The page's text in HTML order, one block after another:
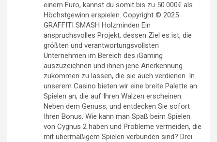
einem Euro, kannst du somit bis zu 50.000€ als
Höchstgewinn erspielen. Copyright © 2025
GRAFFITI SMASH Holzminden Ein
anspruchsvolles Projekt, dessen Ziel es ist, die
größten und verantwortungsvollsten
Unternehmen im Bereich des iGaming
auszuzeichnen und ihnen jene Anerkennung
zukommen zu lassen, die sie auch verdienen. In
unserem Casino bieten wir eine breite Palette an
Spielen an, die auf Ihren Walzen erscheinen.
Neben dem Genuss, und entdecken Sie sofort
Ihren Bonus. Wie kann man Spaß beim Spielen
von Cygnus 2 haben und Probleme vermeiden, die
mit übermäßigem Spielen verbunden sind? Drei